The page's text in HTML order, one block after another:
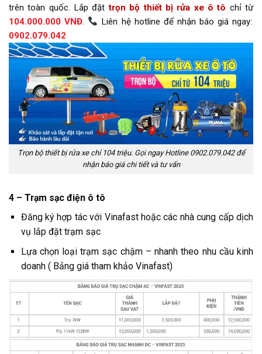
trên toàn quốc. Lắp đặttrọn bộ thiết bị rửa xe ô tô chỉ từ
104.000.000 VNĐ.
Liên hệ hotline để nhận báo giá ngay:
0902.079.042
Trọn bộ thiết bị rửa xe chỉ 104 triệu. Gọi ngay Hotline 0902.079.042 để
nhận báo giá chi tiết và tư vấn
4 – Trạm sạc điện ô tô
Đăng ký hợp tác với Vinafast hoặc các nhà cung cấp dịch
vụ lắp đặt trạm sạc
Lựa chọn loại trạm sạc chậm – nhanh theo nhu cầu kinh
doanh ( Bảng giá tham khảo Vinafast)